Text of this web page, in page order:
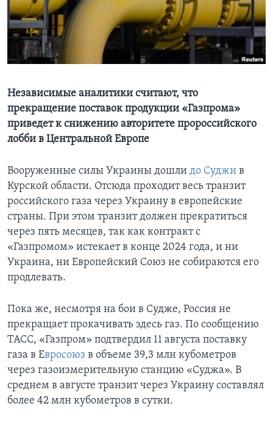
Learning English
СОЦИАЛЬНЫЕ СЕТИ
Языки
Независимые аналитики считают, что
прекращение поставок продукции «Газпрома»
приведет к снижению авторитете пророссийского
лобби в Центральной Европе
Вооруженные силы Украины дошли до Суджи в
Курской области. Отсюда проходит весь транзит
российского газа через Украину в европейские
страны. При этом транзит должен прекратиться
через пять месяцев, так как контракт с
«Газпромом» истекает в конце 2024 года, и ни
Украина, ни Европейский Союз не собираются его
продлевать.
Пока же, несмотря на бои в Судже, Россия не
прекращает прокачивать здесь газ. По сообщению
ТАСС, «Газпром» подтвердил 11 августа поставку
газа в Евросоюз в объеме 39,3 млн кубометров
через газоизмерительную станцию «Суджа». В
среднем в августе транзит через Украину составлял
более 42 млн кубометров в сутки.